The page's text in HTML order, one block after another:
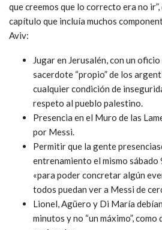
que creemos que lo correcto era no
capítulo que incluía muchos
Aviv:
Jugar en Jerusalén, con un
sacerdote “propio” de los
cualquier condición de
respeto al pueblo palestino.
Presencia en el Muro de las
por Messi.
Permitir que la gente
entrenamiento el mismo sábado
«para poder concretar algún
todos puedan ver a Messi de
Lionel, Agüero y Di María
minutos y no “un máximo”,